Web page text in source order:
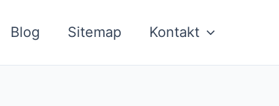
Blog Sitemap Kontakt